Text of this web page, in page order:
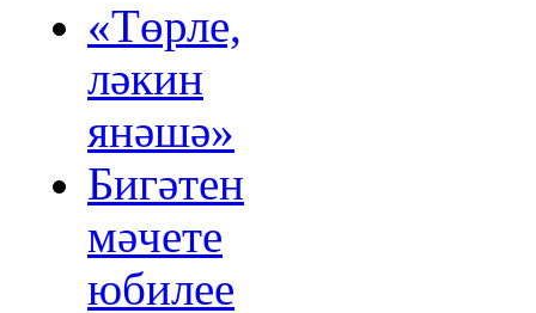
«Төрле,
ләкин
янәшә»
Бигәтен
мәчете
юбилее